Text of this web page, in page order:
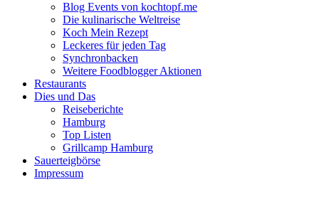
Blog Events von kochtopf.me
Die kulinarische Weltreise
Koch Mein Rezept
Leckeres für jeden Tag
Synchronbacken
Weitere Foodblogger Aktionen
Restaurants
Dies und Das
Reiseberichte
Hamburg
Top Listen
Grillcamp Hamburg
Sauerteigbörse
Impressum